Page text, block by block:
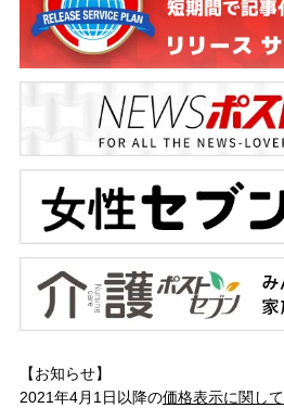
【お知らせ】
2021年4月1日以降の価格表示に関して